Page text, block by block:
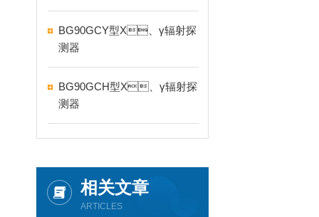
BG90GCY型X、γ辐射探
测器
BG90GCH型X、γ辐射探
测器
相关文章
ARTICLES